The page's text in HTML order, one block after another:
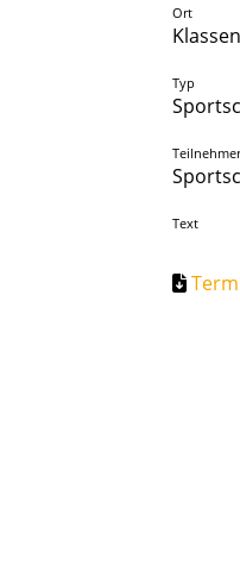
Ort
Typ
Teilnehmer
Text